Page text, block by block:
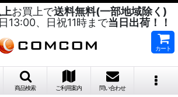
お買上で送料無料(一部地域除く)
13:00、日祝11時まで当日出荷！！
カート
商品検索 ご利用案内 問い合わせ